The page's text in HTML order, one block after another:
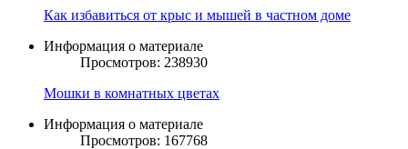
Как избавиться от крыс и мышей в частном доме
Информация о материале
Просмотров: 238930
Мошки в комнатных цветах
Информация о материале
Просмотров: 167768